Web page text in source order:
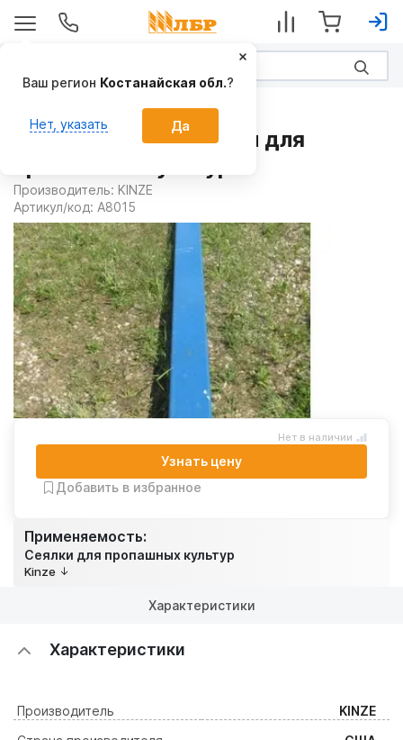
Рама A8015 на Сеялки для
Производитель: KINZE
Артикул/код: A8015
Применяемость:
Сеялки для пропашных культур
Kinze
Нет в наличии
Узнать цену
Добавить в избранное
Характеристики
Характеристики
Производитель
KINZE
Ваш регион Костанайская обл.?
Нет, указать Да